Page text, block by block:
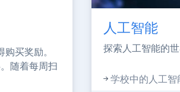
买奖励。
随着每周扫
人工智能
探索人工智能的
学校中的人工智